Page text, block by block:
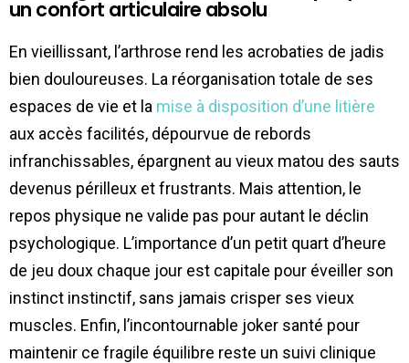
un confort articulaire absolu
En vieillissant, l’arthrose rend les acrobaties de jadis
bien douloureuses. La réorganisation totale de ses
espaces de vie et la mise à disposition d’une litière
aux accès facilités, dépourvue de rebords
infranchissables, épargnent au vieux matou des sauts
devenus périlleux et frustrants. Mais attention, le
repos physique ne valide pas pour autant le déclin
psychologique. L’importance d’un petit quart d’heure
de jeu doux chaque jour est capitale pour éveiller son
instinct instinctif, sans jamais crisper ses vieux
muscles. Enfin, l’incontournable joker santé pour
maintenir ce fragile équilibre reste un suivi clinique